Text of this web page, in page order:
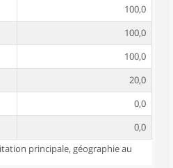
100,0
100,0
100,0
20,0
0,0
0,0
principale, géographie au